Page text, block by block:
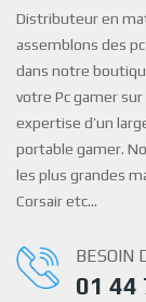
Distributeur en
assemblons des
dans notre
votre Pc gamer
expertise d’un
portable gamer.
les plus grandes
Corsair etc…
BESOIN
01 44